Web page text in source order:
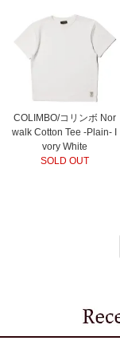
COLIMBO/コリンボ Nor
walk Cotton Tee -Plain- I
vory White
SOLD OUT